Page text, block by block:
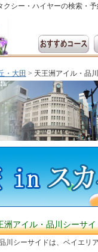
クシー・ハイヤーの検索・予
・大田 > 天王洲アイル・品
洲アイル・品川シーサ
川シーサイドは、ベイエリ